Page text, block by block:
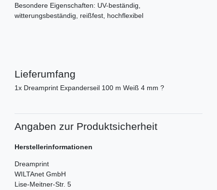
Besondere Eigenschaften: UV-beständig,
witterungsbeständig, reißfest, hochflexibel
Lieferumfang
1x Dreamprint Expanderseil 100 m Weiß 4 mm ?
Angaben zur Produktsicherheit
Herstellerinformationen
Dreamprint
WILTAnet GmbH
Lise-Meitner-Str. 5